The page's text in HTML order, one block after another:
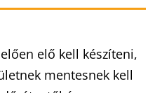
elő kell készíteni,
mentesnek kell